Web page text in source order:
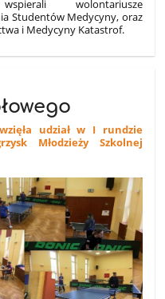
wolontariusze
Studentów Medycyny, oraz
i Medycyny Katastrof.
udział w I rundzie
Młodzieży Szkolnej